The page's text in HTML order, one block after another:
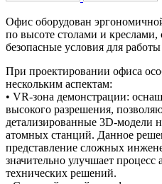
Офис оборудован
по высоте столами и
безопасные условия для
При проектировании офиса
нескольким аспектам:
• VR-зона демонстрации:
высокого разрешения,
детализированные 3D-модели
атомных станций. Данное
представление сложных
значительно улучшает процесс
технических решений.